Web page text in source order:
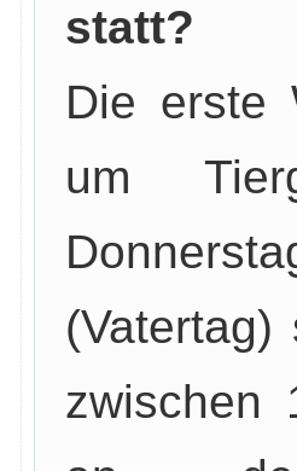
statt?
Die erste
um
zwischen